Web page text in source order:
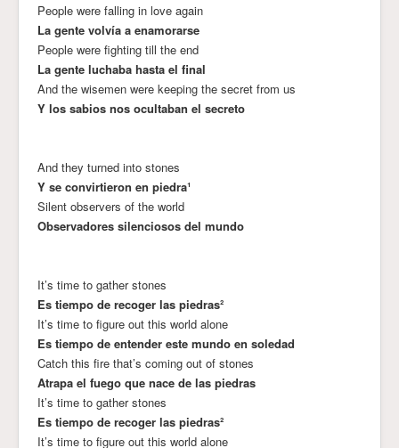
People were falling in love again
La gente volvía a enamorarse
People were fighting till the end
La gente luchaba hasta el final
And the wisemen were keeping the secret from us
Y los sabios nos ocultaban el secreto
And they turned into stones
Y se convirtieron en piedra¹
Silent observers of the world
Observadores silenciosos del mundo
It’s time to gather stones
Es tiempo de recoger las piedras²
It’s time to figure out this world alone
Es tiempo de entender este mundo en soledad
Catch this fire that’s coming out of stones
Atrapa el fuego que nace de las piedras
It’s time to gather stones
Es tiempo de recoger las piedras²
It’s time to figure out this world alone